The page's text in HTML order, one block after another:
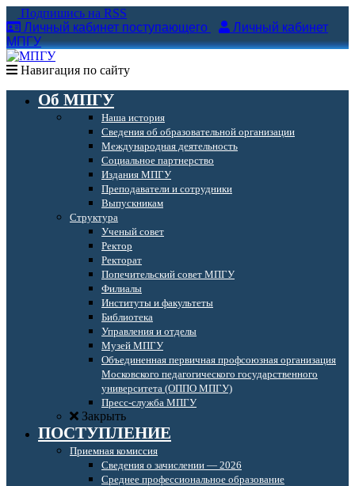
Подпишись на RSS
Личный кабинет поступающего
Личный кабинет
МПГУ
Навигация по сайту
Об МПГУ
Наша история
Сведения об образовательной организации
Международная деятельность
Социальное партнерство
Издания МПГУ
Преподаватели и сотрудники
Выпускникам
Структура
Ученый совет
Ректор
Ректорат
Попечительский совет МПГУ
Филиалы
Институты и факультеты
Библиотека
Управления и отделы
Музей МПГУ
Объединенная первичная профсоюзная организация
Московского педагогического государственного
университета (ОППО МПГУ)
Пресс-служба МПГУ
Закрыть
ПОСТУПЛЕНИЕ
Приемная комиссия
Сведения о зачислении — 2026
Среднее профессиональное образование